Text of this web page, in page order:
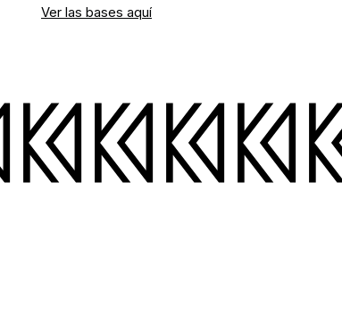
Ver las bases aquí